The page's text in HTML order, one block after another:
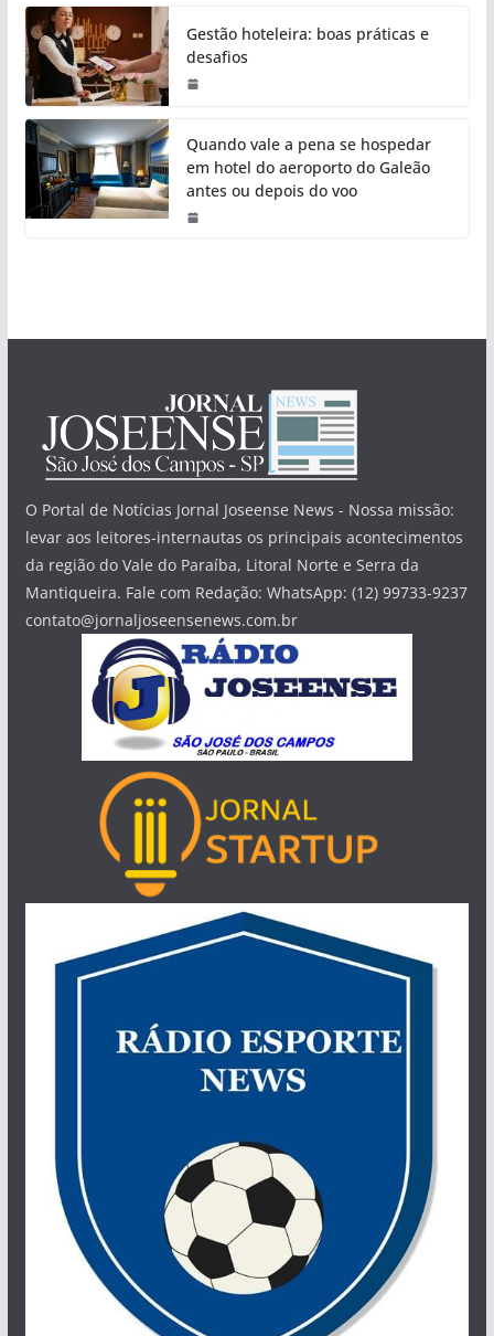
Gestão hoteleira: boas práticas e
desafios
Quando vale a pena se hospedar
em hotel do aeroporto do Galeão
antes ou depois do voo
O Portal de Notícias Jornal Joseense News - Nossa missão:
levar aos leitores-internautas os principais acontecimentos
da região do Vale do Paraíba, Litoral Norte e Serra da
Mantiqueira. Fale com Redação: WhatsApp: (12) 99733-9237
contato@jornaljoseensenews.com.br